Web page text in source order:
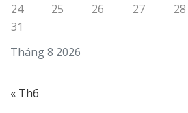
Tháng 8 2026
24
25 26 27 28
31
« Th6